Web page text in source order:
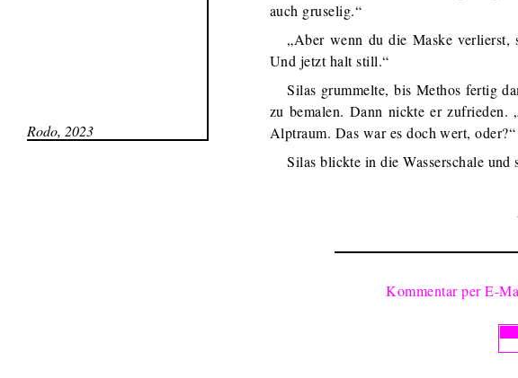
Rodo, 2023
auch gruselig.“
„Aber wenn du die Maske verlierst,
Und jetzt halt still.“
Silas grummelte, bis Methos fertig
zu bemalen. Dann nickte er zufrieden.
Alptraum. Das war es doch wert, oder?“
Silas blickte in die Wasserschale und
Kommentar per E-